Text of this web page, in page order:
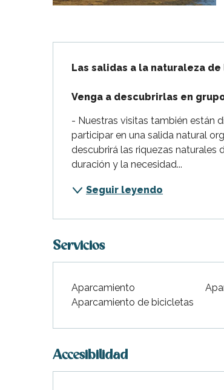
Marie-de-Ré
Las salidas a la naturaleza
Venga a descubrirlas en
- Nuestras visitas también están
participar en una salida natural
descubrirá las riquezas naturales
duración y la necesidad...
Seguir leyendo
Servicios
Aparcamiento
Aparcamiento de bicicletas
Accesibilidad